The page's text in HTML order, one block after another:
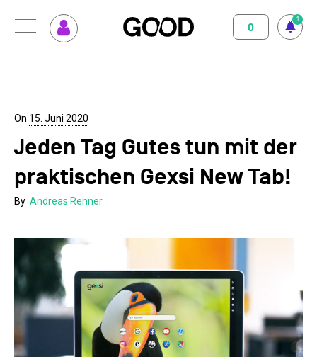
Menu
1
0
Abo abschliessen
GOOD einrichten
Magazin
Unterstützte Projekte
Spenden
On 15. Juni 2020
Jeden Tag Gutes tun mit der
praktischen Gexsi New Tab!
By Andreas Renner